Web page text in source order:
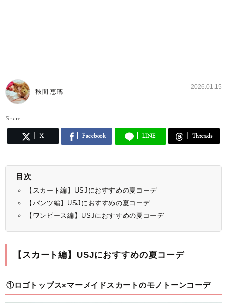
秋間 恵璃
2026.01.15
Share
X Facebook LINE Threads
目次
【スカート編】USJにおすすめの夏コーデ
【パンツ編】USJにおすすめの夏コーデ
【ワンピース編】USJにおすすめの夏コーデ
【スカート編】USJにおすすめの夏コーデ
①ロゴトップス×マーメイドスカートのモノトーンコーデ